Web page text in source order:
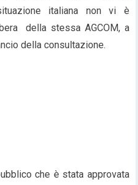
italiana non vi è
della stessa AGCOM, a
della consultazione.
che è stata approvata